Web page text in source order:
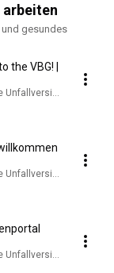
und gesundes
the VBG! |